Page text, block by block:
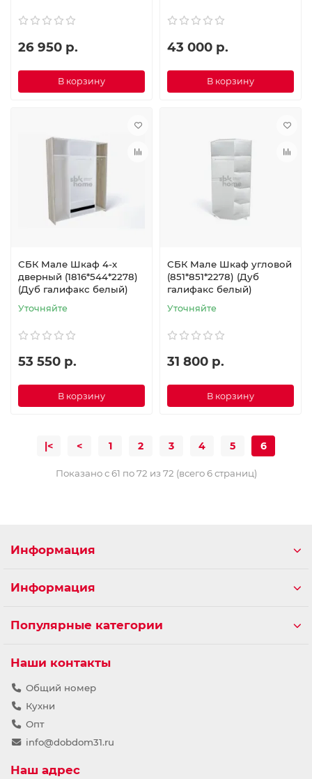
26 950 р.
В корзину
43 000 р.
В корзину
СБК Мале Шкаф 4-х
дверный (1816*544*2278)
(Дуб галифакс белый)
Уточняйте
53 550 р.
В корзину
СБК Мале Шкаф угловой
(851*851*2278) (Дуб
галифакс белый)
Уточняйте
31 800 р.
В корзину
|< < 1 2 3 4 5 6
Показано с 61 по 72 из 72 (всего 6 страниц)
Информация
Информация
Популярные категории
Наши контакты
Общий номер
Кухни
Опт
info@dobdom31.ru
Наш адрес